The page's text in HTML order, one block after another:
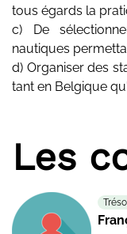
tous égards la
c) De
nautiques
d) Organiser des
tant en Belgique
Les